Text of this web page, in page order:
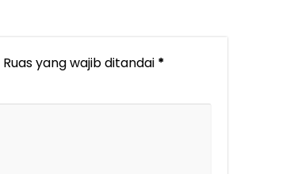
Ruas yang wajib ditandai *